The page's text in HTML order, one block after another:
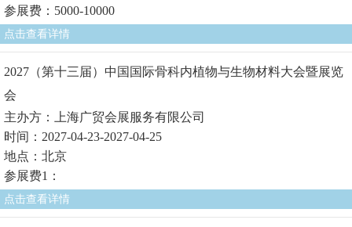
参展费：5000-10000
点击查看详情
2027（第十三届）中国国际骨科内植物与生物材料大会暨展览
会
主办方：上海广贸会展服务有限公司
时间：2027-04-23-2027-04-25
地点：北京
参展费1：
点击查看详情